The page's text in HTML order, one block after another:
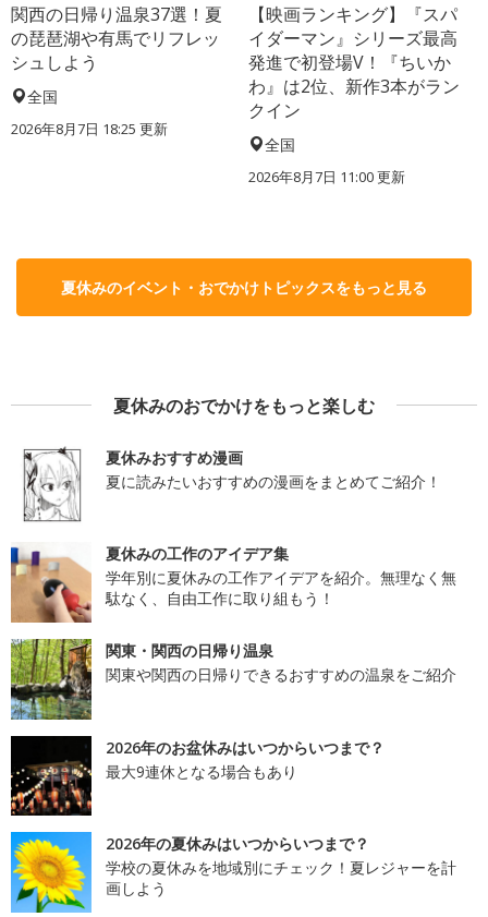
関西の日帰り温泉37選！夏
の琵琶湖や有馬でリフレッ
シュしよう
全国
2026年8月7日 18:25 更新
【映画ランキング】『スパ
イダーマン』シリーズ最高
発進で初登場V！『ちいか
わ』は2位、新作3本がラン
クイン
全国
2026年8月7日 11:00更新
夏休みのイベント・おでかけトピックスをもっと見る
夏休みのおでかけをもっと楽しむ
夏休みおすすめ漫画
夏に読みたいおすすめの漫画をまとめてご紹介！
夏休みの工作のアイデア集
学年別に夏休みの工作アイデアを紹介。無理なく無
駄なく、自由工作に取り組もう！
関東・関西の日帰り温泉
関東や関西の日帰りできるおすすめの温泉をご紹介
2026年のお盆休みはいつからいつまで？
最大9連休となる場合もあり
2026年の夏休みはいつからいつまで？
学校の夏休みを地域別にチェック！夏レジャーを計
画しよう